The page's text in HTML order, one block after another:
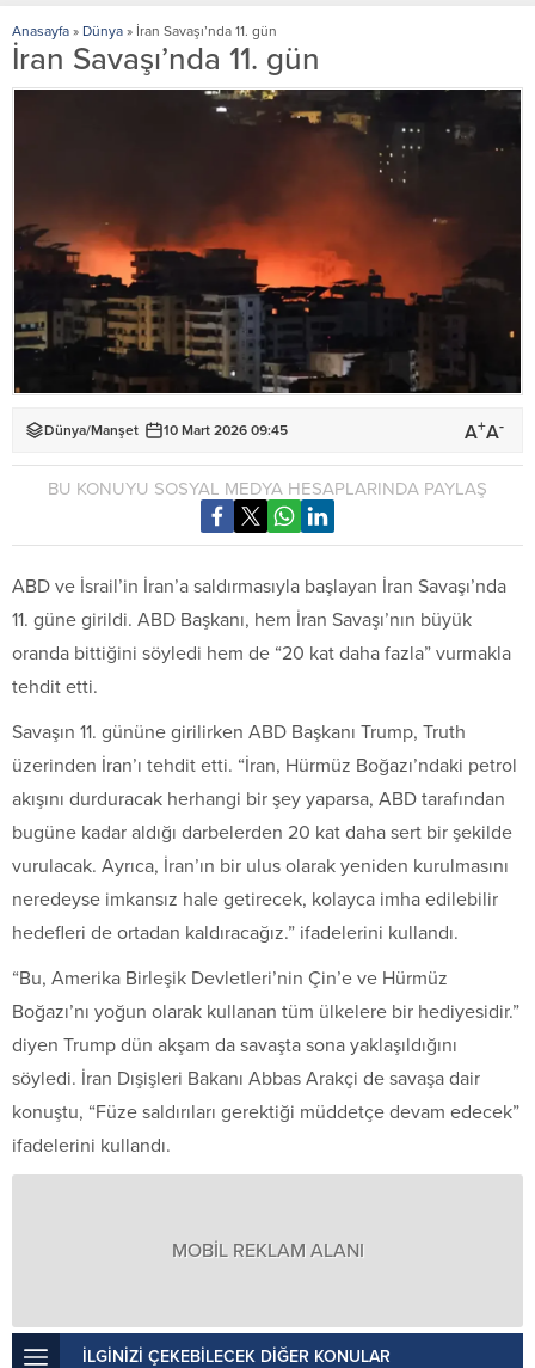
Anasayfa » Dünya » İran Savaşı’nda 11. gün
İran Savaşı’nda 11. gün
Dünya/Manşet 10 Mart 2026 09:45 A+A-
BU KONUYU SOSYAL MEDYA HESAPLARINDA PAYLAŞ
ABD ve İsrail’in İran’a saldırmasıyla başlayan İran Savaşı’nda
11. güne girildi. ABD Başkanı, hem İran Savaşı’nın büyük
oranda bittiğini söyledi hem de “20 kat daha fazla” vurmakla
tehdit etti.
Savaşın 11. gününe girilirken ABD Başkanı Trump, Truth
üzerinden İran’ı tehdit etti. “İran, Hürmüz Boğazı’ndaki petrol
akışını durduracak herhangi bir şey yaparsa, ABD tarafından
bugüne kadar aldığı darbelerden 20 kat daha sert bir şekilde
vurulacak. Ayrıca, İran’ın bir ulus olarak yeniden kurulmasını
neredeyse imkansız hale getirecek, kolayca imha edilebilir
hedefleri de ortadan kaldıracağız.” ifadelerini kullandı.
“Bu, Amerika Birleşik Devletleri’nin Çin’e ve Hürmüz
Boğazı’nı yoğun olarak kullanan tüm ülkelere bir hediyesidir.”
diyen Trump dün akşam da savaşta sona yaklaşıldığını
söyledi. İran Dışişleri Bakanı Abbas Arakçi de savaşa dair
konuştu, “Füze saldırıları gerektiği müddetçe devam edecek”
ifadelerini kullandı.
MOBİL REKLAM ALANI
İLGİNİZİ ÇEKEBİLECEK DİĞER KONULAR